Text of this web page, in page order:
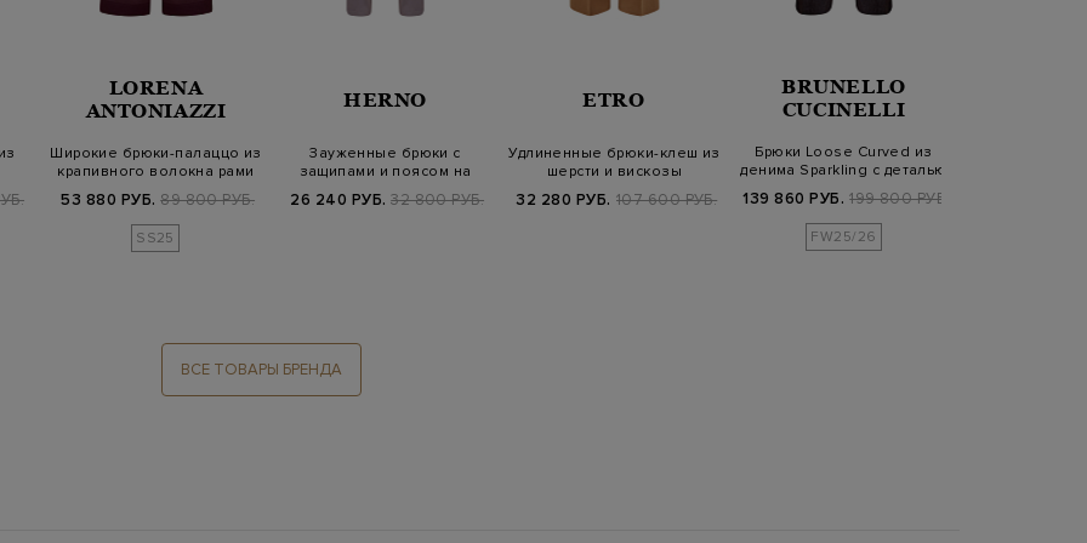
LORENA
ANTONIAZZI
Широкие брюки-палаццо из
крапивного волокна рами
53 880 РУБ. 89 800 РУБ.
SS25
HERNO
Зауженные брюки с
защипами и поясом на
26 240 РУБ. 32 800 РУБ.
ETRO
Удлиненные брюки-клеш из
шерсти и вискозы
32 280 РУБ. 107 600 РУБ.
BRUNELLO
CUCINELLI
Брюки Loose Curved из
денима Sparkling с деталью
139 860 РУБ. 199 800 РУБ.
FW25/26
ВСЕ ТОВАРЫ БРЕНДА